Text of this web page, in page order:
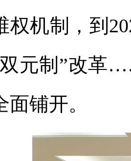
权机制，到
元制”改革
面铺开。